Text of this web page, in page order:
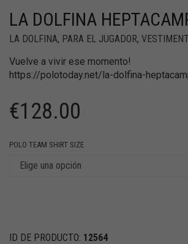
LA DOLFINA
LA DOLFINA, PARA EL JUGADOR,
Vuelve a vivir ese momento!
https://polotoday.net/la-dolfina-
€128.00
POLO TEAM SHIRT SIZE
ID DE PRODUCTO: 12564